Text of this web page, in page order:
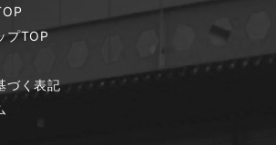
プTOP
づく表記